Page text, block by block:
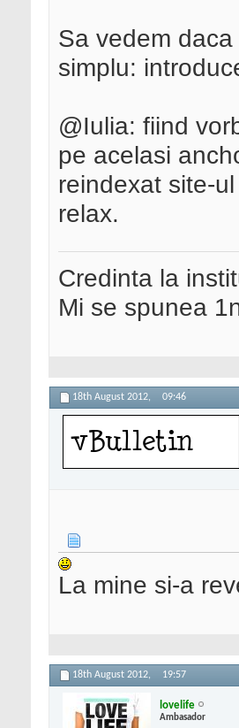
Sa vedem
simplu:
@Iulia: fiind
pe acelasi
reindexat site-
relax.
Credinta la
Mi se spunea
18th August 2012, 09:46
La mine si-a
18th August 2012, 19:57
lovelife
Ambasador